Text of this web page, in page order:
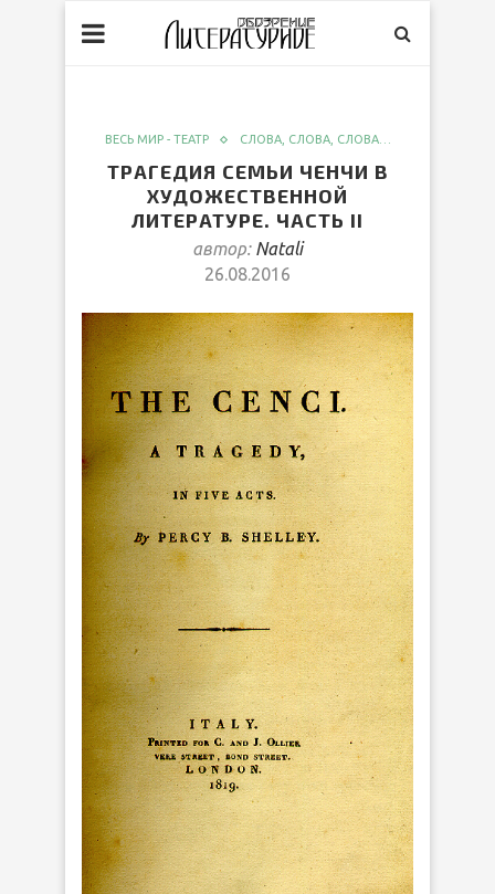
ВЕСЬ МИР - ТЕАТР СЛОВА, СЛОВА, СЛОВА…
ТРАГЕДИЯ СЕМЬИ ЧЕНЧИ В
ХУДОЖЕСТВЕННОЙ
ЛИТЕРАТУРЕ. ЧАСТЬ II
автор: Natali
26.08.2016